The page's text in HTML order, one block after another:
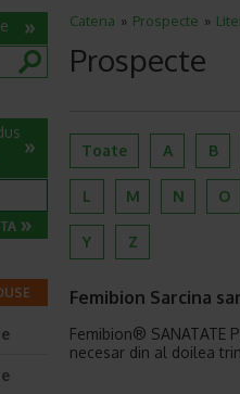
Catena Prospecte
Prospecte
Toate A B
L M N O
Y Z
Femibion Sarcina
Femibion® SANATATE
necesar din al doilea